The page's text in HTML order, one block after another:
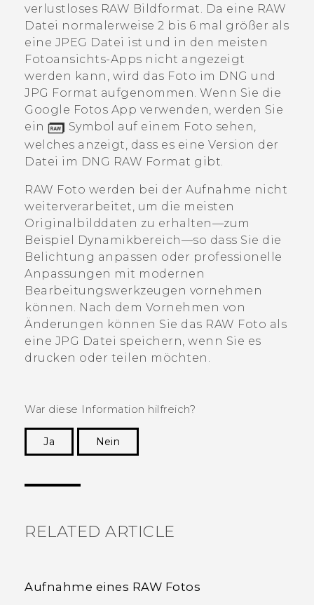
verlustloses RAW Bildformat. Da eine RAW
Datei normalerweise 2 bis 6 mal größer als
eine JPEG Datei ist und in den meisten
Fotoansichts-Apps nicht angezeigt
werden kann, wird das Foto im DNG und
JPG Format aufgenommen. Wenn Sie die
Google Fotos App verwenden, werden Sie
ein
Symbol auf einem Foto sehen,
welches anzeigt, dass es eine Version der
Datei im DNG RAW Format gibt.
RAW Foto werden bei der Aufnahme nicht
weiterverarbeitet, um die meisten
Originalbilddaten zu erhalten—zum
Beispiel Dynamikbereich—so dass Sie die
Belichtung anpassen oder professionelle
Anpassungen mit modernen
Bearbeitungswerkzeugen vornehmen
können. Nach dem Vornehmen von
Änderungen können Sie das RAW Foto als
eine JPG Datei speichern, wenn Sie es
drucken oder teilen möchten.
War diese Information hilfreich?
Ja
Nein
RELATED ARTICLE
Aufnahme eines RAW Fotos